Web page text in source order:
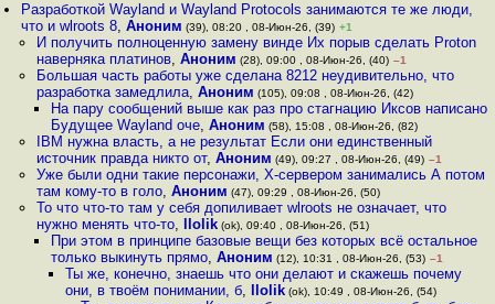
Разработкой Wayland и Wayland Protocols занимаются те же люди,
что и wlroots 8,Аноним (39), 08:20 , 08-Июн-26, (39) +1
И получить полноценную замену винде Их порыв сделать Proton
наверняка платинов, Аноним (28), 09:00 , 08-Июн-26, (40) –1
Большая часть работы уже сделана 8212 неудивительно, что
разработка замедлила, Аноним (105), 09:08 , 08-Июн-26, (42)
На пару сообщений выше как раз про стагнацию Иксов написано
Будущее Wayland оче, Аноним (58), 15:08 , 08-Июн-26, (82)
IBM нужна власть, а не результат Если они единственный
источник правда никто от, Аноним (49), 09:27 , 08-Июн-26, (49) –1
Уже были одни такие персонажи, X-сервером занимались А потом
там кому-то в голо, Аноним (47), 09:29 , 08-Июн-26, (50)
То что что-то там у себя допиливает wlroots не означает, что
нужно менять что-то, llolik(ok), 09:40 , 08-Июн-26, (51)
При этом в принципе базовые вещи без которых всё остальное
только выкинуть прямо, Аноним (12), 10:31 , 08-Июн-26, (53) –1
Ты же, конечно, знаешь что они делают и скажешь почему
они, в твоём понимании, б, llolik (ok), 10:49 , 08-Июн-26, (54)